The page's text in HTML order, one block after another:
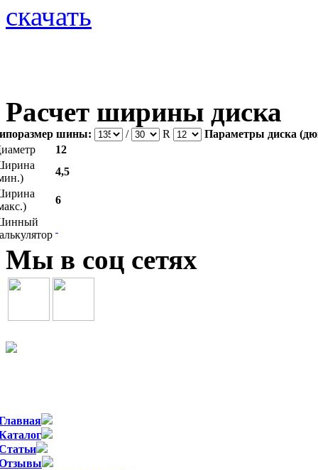
скачать
Расчет ширины диска
шины: / R
Параметры диска
12
4,5
6
Мы в соц сетях